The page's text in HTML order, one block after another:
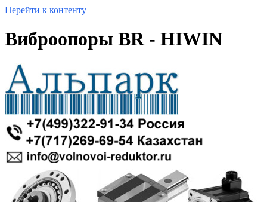
Перейти к контенту
Виброопоры BR - HIWIN